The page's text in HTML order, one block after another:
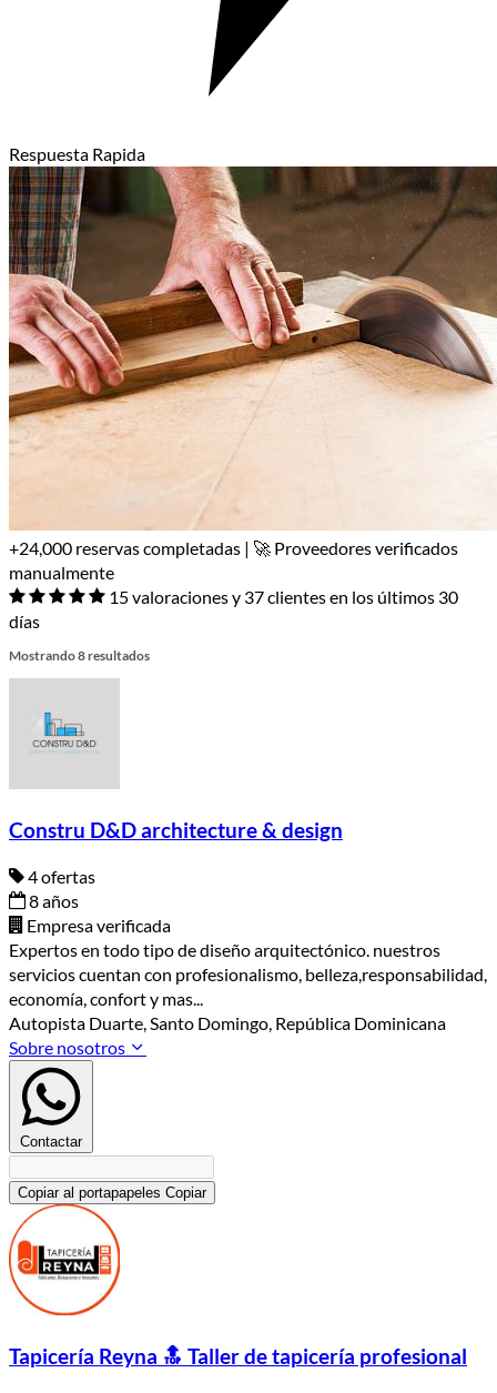
Respuesta Rapida
+24,000 reservas completadas | 🚀 Proveedores verificados
manualmente
15 valoraciones y 37 clientes en los últimos 30
días
Mostrando 8 resultados
Constru D&D architecture & design
4 ofertas
8 años
Empresa verificada
Expertos en todo tipo de diseño arquitectónico. nuestros
servicios cuentan con profesionalismo, belleza,responsabilidad,
economía, confort y mas...
Autopista Duarte, Santo Domingo, República Dominicana
Sobre nosotros
Contactar
Copiar al portapapeles Copiar
Tapicería Reyna 🔝 Taller de tapicería profesional